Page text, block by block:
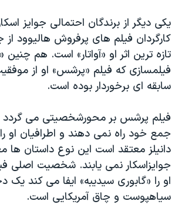
یکی دیگر از برندگان احتمالی جوایز
کارگردان فیلم های پرفروش هالیوود از
تازه ترین اثر او «آواتار» است. هم چنین
فیلمسازی که فیلم «پرشس» او از
سابقه ای برخوردار بوده است.
فیلم پرشس بر محورشخصیتی می گردد
جمع خود راه نمی دهند و اطرافیان او
دانیلز معتقد است این نوع داستان ها
جوایزاسکار نمی یابند. شخصیت اصلی
او را «گابوری سیدیبه» ایفا می کند یک
سیاهپوست و چاق آمریکایی است.